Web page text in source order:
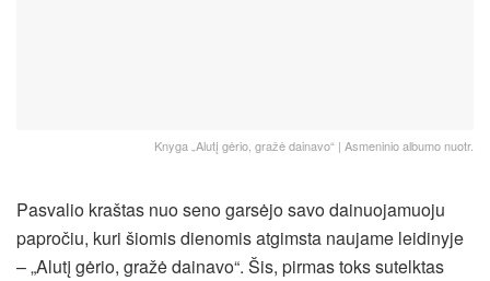
Knyga „Alutį gėrio, gražė dainavo“ | Asmeninio albumo nuotr.
Pasvalio kraštas nuo seno garsėjo savo dainuojamuoju
papročiu, kuri šiomis dienomis atgimsta naujame leidinyje
– „Alutį gėrio, gražė dainavo“. Šis, pirmas toks sutelktas